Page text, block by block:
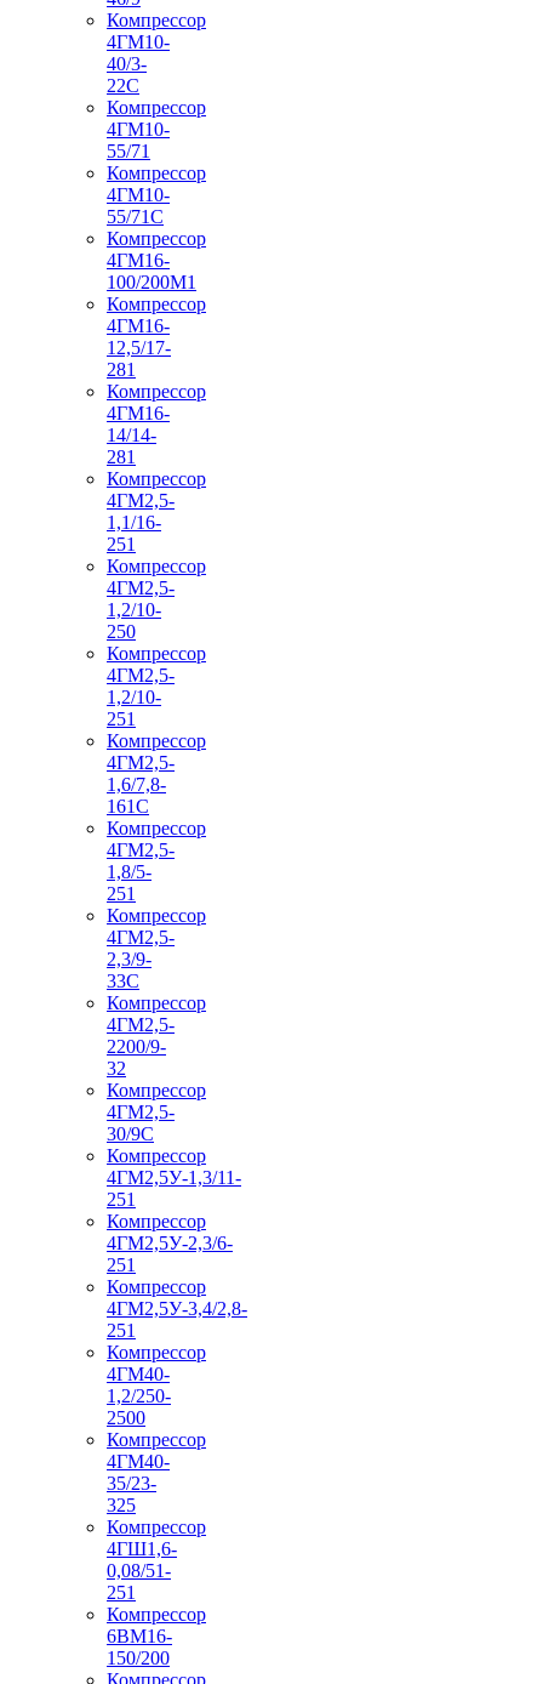
Компрессор
4ГМ10-
40/3-
22С
Компрессор
4ГМ10-
55/71
Компрессор
4ГМ10-
55/71С
Компрессор
4ГМ16-
100/200М1
Компрессор
4ГМ16-
12,5/17-
281
Компрессор
4ГМ16-
14/14-
281
Компрессор
4ГМ2,5-
1,1/16-
251
Компрессор
4ГМ2,5-
1,2/10-
250
Компрессор
4ГМ2,5-
1,2/10-
251
Компрессор
4ГМ2,5-
1,6/7,8-
161С
Компрессор
4ГМ2,5-
1,8/5-
251
Компрессор
4ГМ2,5-
2,3/9-
33С
Компрессор
4ГМ2,5-
2200/9-
32
Компрессор
4ГМ2,5-
30/9С
Компрессор
4ГМ2,5У-1,3/11-
251
Компрессор
4ГМ2,5У-2,3/6-
251
Компрессор
4ГМ2,5У-3,4/2,8-
251
Компрессор
4ГМ40-
1,2/250-
2500
Компрессор
4ГМ40-
35/23-
325
Компрессор
4ГШ1,6-
0,08/51-
251
Компрессор
6ВМ16-
150/200
Компрессор